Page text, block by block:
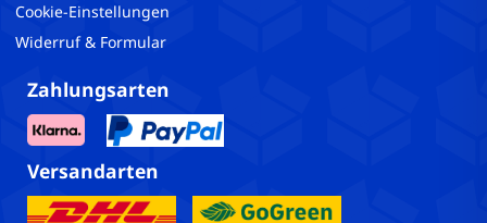
Cookie-Einstellungen
Widerruf & Formular
Zahlungsarten
Versandarten